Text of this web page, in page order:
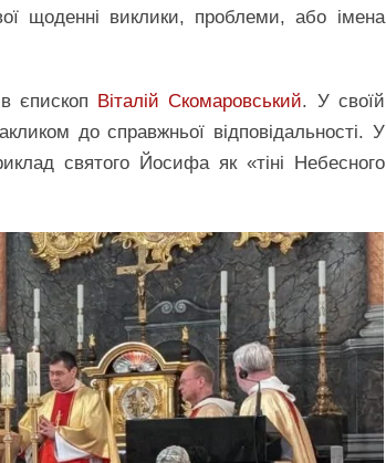
щоденні виклики, проблеми, або імена
єпископ Віталій Скомаровський. У своїй
до справжньої відповідальності. У
святого Йосифа як «тіні Небесного